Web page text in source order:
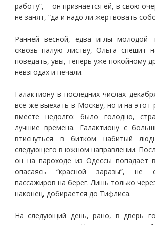
работу”, – он признается ей, в свою
не занят, “да и надо ли жертвовать
Ранней весной, едва иглы молодой
сквозь палую листву, Ольга спешит
поведать, увы, теперь уже покойному
невзгодах и печали.
Галактиону в последних числах
все же выехать в Москву, но и на этот
вместе недолго: было голодно,
лучшие времена. Галактиону с
втиснуться в битком набитый
следующего в южном направлении.
он на пароходе из Одессы попадает
опасаясь “красной заразы”, не
пассажиров на берег. Лишь только
наконец, добирается до Тифлиса.
На следующий день, рано, в дверь